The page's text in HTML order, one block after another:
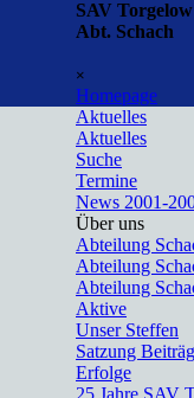
Direkt zum Seiteninhalt
SAV Torgelow
Abt. Schach
×
Homepage
Aktuelles
Aktuelles
Suche
Termine
News 2001-
Über uns
Abteilung
Abteilung
Abteilung
Aktive
Unser Steffen
Satzung
Erfolge
25 Jahre SAV